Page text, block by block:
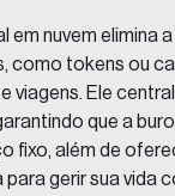
em nuvem elimina
como tokens ou
viagens. Ele
que a
fixo, além de
gerir sua vida